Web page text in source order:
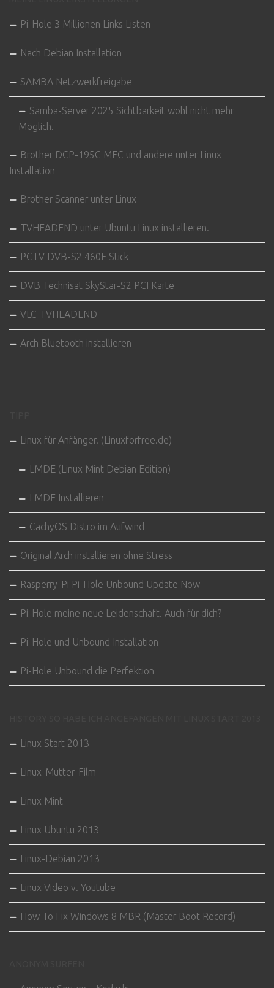
Pi-Hole 3 Millionen Links Listen
Nach Debian Installation
SAMBA Netzwerkfreigabe
Samba-Server 2025 Sichtbarkeit wohl nicht mehr
Möglich.
Brother DCP-195C MFC und andere unter Linux
Installation
Brother Scanner unter Linux
TVHEADEND unter Ubuntu Linux installieren.
PCTV DVB-S2 460E Stick
DVB Technisat SkyStar-S2 PCI Karte
VLC-TVHEADEND
Arch Bluetooth installieren
Linux für Anfänger. (Linuxforfree.de)
LMDE (Linux Mint Debian Edition)
LMDE Installieren
CachyOS Distro im Aufwind
Original Arch installieren ohne Stress
Rasperry-Pi Pi-Hole Unbound Update Now
Pi-Hole meine neue Leidenschaft. Auch für dich?
Pi-Hole und Unbound Installation
Pi-Hole Unbound die Perfektion
Linux Start 2013
Linux-Mutter-Film
Linux Mint
Linux Ubuntu 2013
Linux-Debian 2013
Linux Video v. Youtube
How To Fix Windows 8 MBR (Master Boot Record)